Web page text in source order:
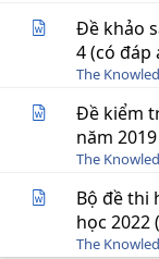
Đề khảo
4 (có đáp
The
Đề kiểm
năm
The
Bộ đề thi
học 2022
The